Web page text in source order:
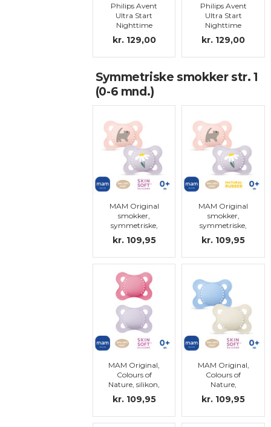
Philips Avent
Ultra Start
Nighttime
symmetriske,
kr. 129,00
Philips Avent
Ultra Start
Nighttime
symmetriske,
kr. 129,00
Symmetriske smokker str. 1
(0-6 mnd.)
MAM Original
smokker,
symmetriske,
silikon str.1
kr. 109,95
MAM Original
smokker,
symmetriske,
natural rubber,
str.1
kr. 109,95
MAM Original,
Colours of
Nature, silikon,
kr. 109,95
MAM Original,
Colours of
Nature,
symmetrisk,
silikon, str. 1
kr. 109,95